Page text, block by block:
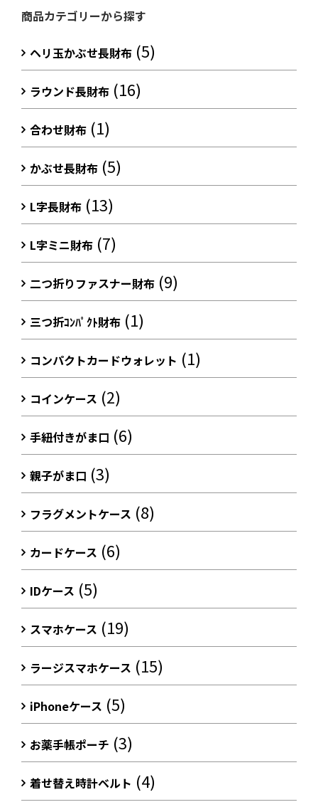
商品カテゴリーから探す
ヘリ玉かぶせ長財布 (5)
ラウンド長財布 (16)
合わせ財布 (1)
かぶせ長財布 (5)
L字長財布 (13)
L字ミニ財布 (7)
二つ折りファスナー財布 (9)
三つ折ｺﾝﾊﾟｸﾄ財布 (1)
コンパクトカードウォレット (1)
コインケース (2)
手紐付きがま口 (6)
親子がま口 (3)
フラグメントケース (8)
カードケース (6)
IDケース (5)
スマホケース (19)
ラージスマホケース (15)
iPhoneケース (5)
お薬手帳ポーチ (3)
着せ替え時計ベルト (4)